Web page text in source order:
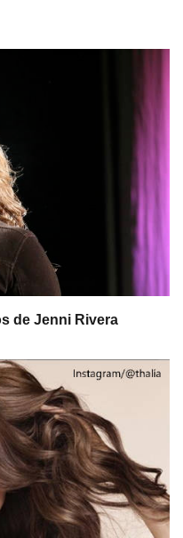
de Jenni Rivera